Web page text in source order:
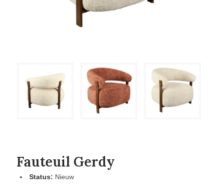
Fauteuil Gerdy
Status: Nieuw